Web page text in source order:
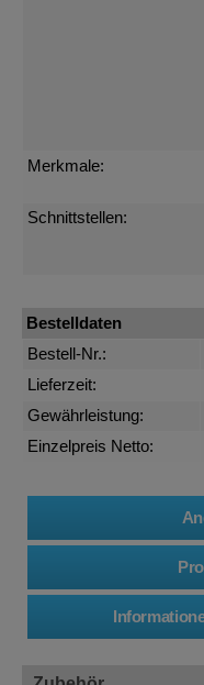
Merkmale:
Schnittstellen:
Bestelldaten
Bestell-Nr.:
Lieferzeit:
Gewährleistung:
Einzelpreis Netto: